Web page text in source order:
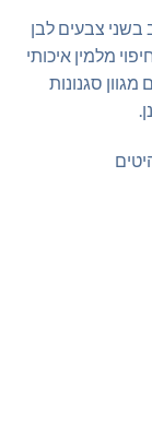
, מעוצב בשני צבעים לבן
מלמין איכותי
סגנונות